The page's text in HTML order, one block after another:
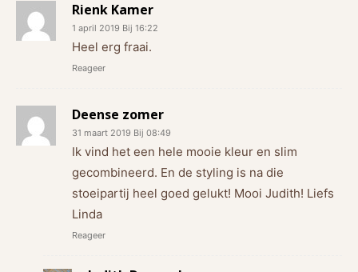
Rienk Kamer
1 april 2019 Bij 16:22
Heel erg fraai.
Reageer
Deense zomer
31 maart 2019 Bij 08:49
Ik vind het een hele mooie kleur en slim
gecombineerd. En de styling is na die
stoeipartij heel goed gelukt! Mooi Judith! Liefs
Linda
Reageer